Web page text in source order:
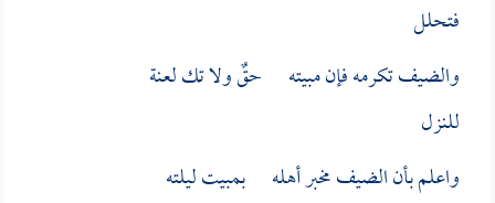
فتحلل
والضيف تكرمه فإن مبيته حقٌ ولا تك لعنة
للنزل
واعلم بأن الضيف مخبر أهله بمبيت ليلته